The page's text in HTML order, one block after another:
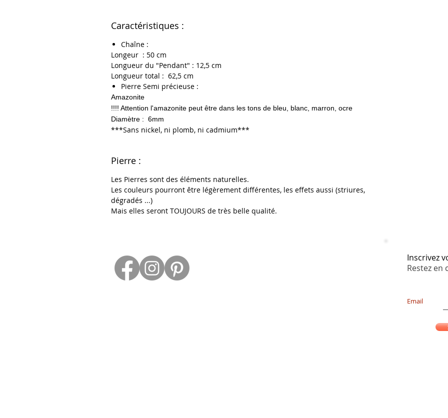
Caractéristiques :
Chaîne :
Longeur : 50 cm
Longueur du "Pendant" : 12,5 cm
Longueur total : 62,5 cm
Pierre Semi précieuse :
Amazonite
!!!! Attention l'amazonite peut être dans les tons de bleu, blanc, marron, ocre
Diamètre : 6mm
***Sans nickel, ni plomb, ni cadmium***
Pierre :
Les Pierres sont des éléments naturelles.
Les couleurs pourront être légèrement différentes, les effets aussi (striures,
dégradés ...)
Mais elles seront TOUJOURS de très belle qualité.
Inscrivez
Restez en
Email